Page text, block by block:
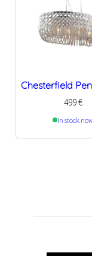
Chesterfield
499€
In stock